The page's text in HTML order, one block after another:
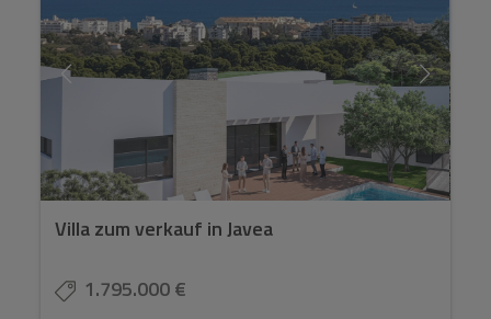
Villa zum verkauf in Javea
1.795.000 €